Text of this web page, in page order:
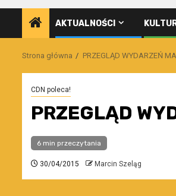
AKTUALNOŚCI
Strona główna PRZEGLĄD WYDARZEŃ
CDN poleca!
PRZEGLĄD
6 min przeczytania
30/04/2015 Marcin Szeląg